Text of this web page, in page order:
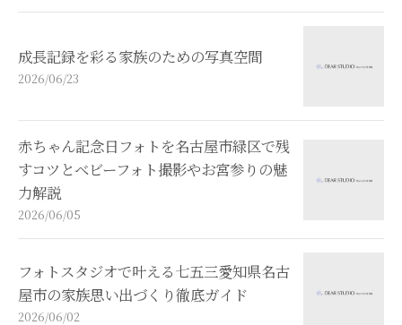
成長記録を彩る家族のための写真空間
2026/06/23
赤ちゃん記念日フォトを名古屋市緑区で残
すコツとベビーフォト撮影やお宮参りの魅
力解説
2026/06/05
フォトスタジオで叶える七五三愛知県名古
屋市の家族思い出づくり徹底ガイド
2026/06/02